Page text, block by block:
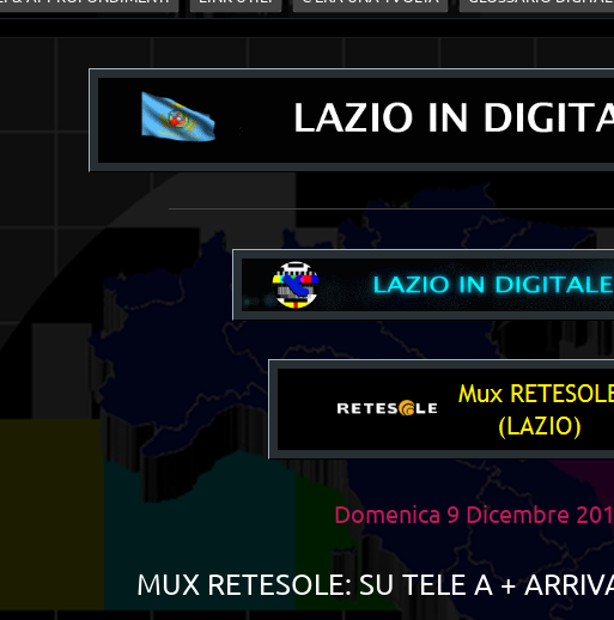
Domenica 9 Dicembre
MUX RETESOLE: SU TELE A +